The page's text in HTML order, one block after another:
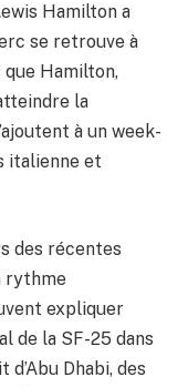
Hamilton a
se retrouve à
Hamilton,
la
à un week-
italienne et
des récentes
rythme
expliquer
de la SF-25 dans
Dhabi, des